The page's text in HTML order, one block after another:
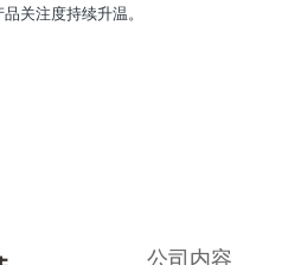
关注度持续升温。
公司内容